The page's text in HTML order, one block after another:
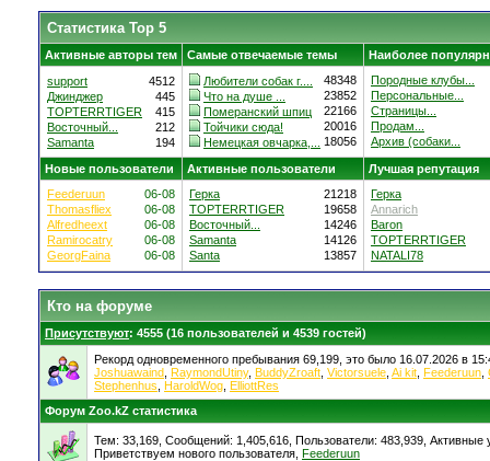
Статистика Top 5
Активные авторы тем Самые отвечаемые темы
Наиболее
support
4512
Джинджер
445
TOPTERRTIGER
415
Восточный...
212
Samanta
194
Любители собак г....
48348
Что на душе ...
23852
Померанский шпиц
22166
Тойчики сюда!
20016
Немецкая овчарка,...
18056
Породные клубы...
Персональные...
Страницы...
Продам...
Архив (собаки...
Новые пользователи Активные пользователи
Лучшая репутация
Feederuun
06-08
Thomasfliex
06-08
Alfredheext
06-08
Ramirocatry
06-08
GeorgFaina
06-08
Герка
21218
TOPTERRTIGER
19658
Восточный...
14246
Samanta
14126
Santa
13857
Герка
Annarich
Baron
TOPTERRTIGER
NATALI78
Кто на форуме
Присутствуют: 4555 (16 пользователей и 4539 гостей)
Рекорд одновременного пребывания 69,199, это было 16.07.2026 в
Joshuawaind RaymondUtiny, BuddyZroaft Victorsuele Ai kit Feederuun
Stephenhus HaroldWog ElliottRes
Форум Zoo.kZ статистика
Тем: 33,169, Сообщений: 1,405,616, Пользователи: 483,939, Активные
Приветствуем нового пользователя, Feederuun